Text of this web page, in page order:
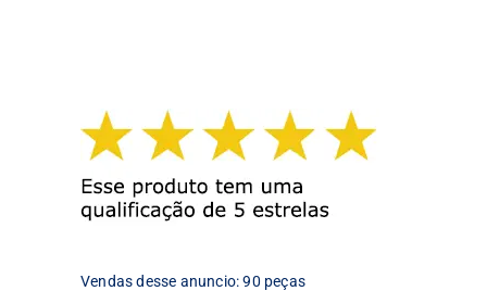
opções
podem
ser
escolhidas
na
produto
opções
podem
ser
na
Vendas desse anuncio: 90 peças